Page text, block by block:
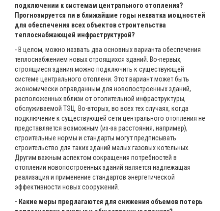
подключении к системам центрального отопления?
Прогнозируется ли в ближайшие годы нехватка мощностей
для обеспечения всех объектов строительства
теплоснабжающей инфраструктурой?
- В целом, можно назвать два основных варианта обеспечения
теплоснабжением новых строящихся зданий. Во-первых,
строящиеся здания можно подключить к существующей
системе центрального отоплени. Этот вариант может быть
экономически оправданным для новопостроенных зданий,
расположенных вблизи от отопительной инфраструктуры,
обслуживаемой ТЭЦ. Во-вторых, во всех тех случаях, когда
подключение к существующей сети центрального отопления не
представляется возможным (из-за расстояния, например),
строительные нормы и стандарты могут предписывать
строительство для таких зданий малых газовых котельных.
Другим важным аспектом сокращения потребностей в
отоплении новопостроенных зданий является надлежащая
реализация и применение стандартов энергетической
эффективности новых сооружений.
- Какие меры предлагаются для снижения объемов потерь